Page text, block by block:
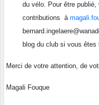
du vélo. Pour être
contributions à
blog du club si vous
Merci de votre attention, de
Magali Fouque